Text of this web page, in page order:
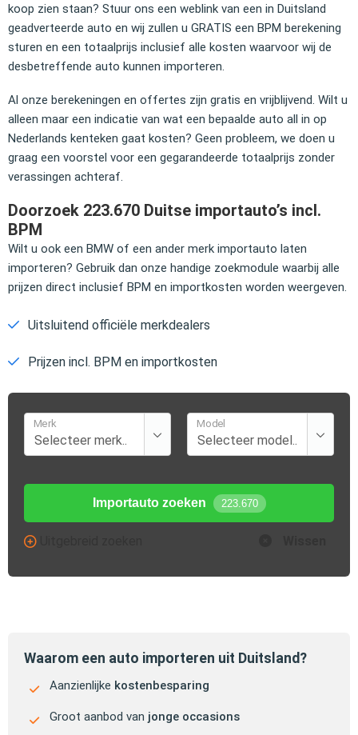
koop zien staan? Stuur ons een weblink van een in Duitsland
geadverteerde auto en wij zullen u GRATIS een BPM berekening
sturen en een totaalprijs inclusief alle kosten waarvoor wij de
desbetreffende auto kunnen importeren.
Al onze berekeningen en offertes zijn gratis en vrijblijvend. Wilt u
alleen maar een indicatie van wat een bepaalde auto all in op
Nederlands kenteken gaat kosten? Geen probleem, we doen u
graag een voorstel voor een gegarandeerde totaalprijs zonder
verassingen achteraf.
Doorzoek 223.670 Duitse importauto’s incl.
BPM
Wilt u ook een BMW of een ander merk importauto laten
importeren? Gebruik dan onze handige zoekmodule waarbij alle
prijzen direct inclusief BPM en importkosten worden weergeven.
Uitsluitend officiële merkdealers
Prijzen incl. BPM en importkosten
Merk Model
Importauto zoeken 223.670
Waarom een auto importeren uit Duitsland?
Aanzienlijke kostenbesparing
Groot aanbod van jonge occasions